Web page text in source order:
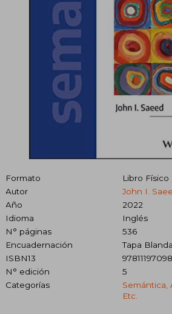
Formato
Libro Físico
Autor
John I.
Año
2022
Idioma
Inglés
N° páginas
536
Encuadernación
Tapa Blanda
ISBN13
N° edición
5
Categorías
Semántica,
Etc.